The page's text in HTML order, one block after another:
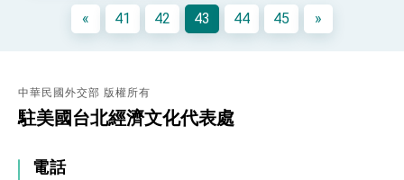
我國政府將在美國亞利桑納州設立「駐鳳凰城辦
事處」，進一步深化台美交流合作
« 41 42 43 44 45 »
中華民國外交部 版權所有
駐美國台北經濟文化代表處
電話